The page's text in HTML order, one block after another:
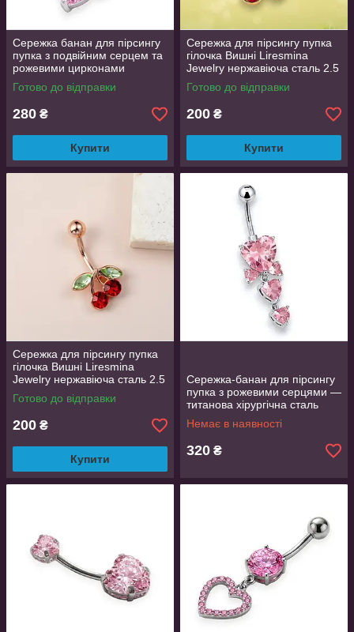
Сережка банан для пірсингу
пупка з подвійним серцем та
рожевими цирконами
срібляста
Готово до відправки
280 ₴
Купити
Сережка для пірсингу пупка
гілочка Вишні Liresmina
Jewelry нержавіюча сталь 2.5
см Золотистий
Готово до відправки
200 ₴
Купити
Сережка для пірсингу пупка
гілочка Вишні Liresmina
Jewelry нержавіюча сталь 2.5
см Рожеве золото
Готово до відправки
200 ₴
Купити
Сережка-банан для пірсингу
пупка з рожевими серцями —
титанова хірургічна сталь
316L, 3.8 см
Немає в наявності
320 ₴